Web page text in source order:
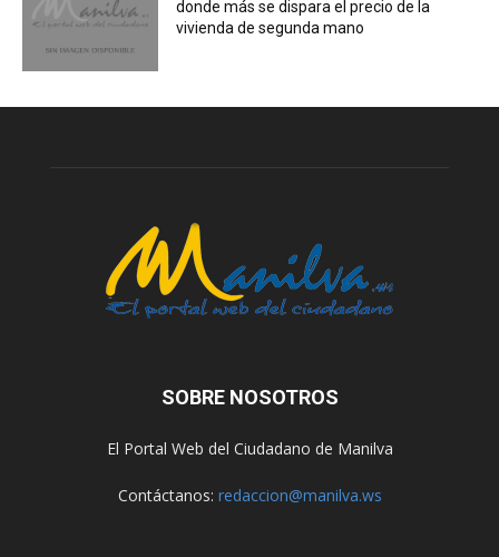
donde más se dispara el precio de la
vivienda de segunda mano
SOBRE NOSOTROS
El Portal Web del Ciudadano de Manilva
Contáctanos: redaccion@manilva.ws